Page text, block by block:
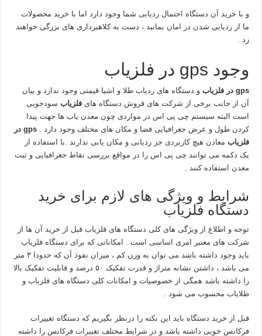
و با خرید آن دستگاه احتمال ردیابی شما وجود دارد اما با خرید محصولات
ما از ردیابی شدن در امان بمانید ، دست به کلاهبرداری های بزرگی خواهند
زد .
وجود gps در فلزیاب
gps در فلزیابو دستگاه های ردیاب طلا و اشیا قیمتی وجود ندارد و بیان
آن از جانب برخی از شرکت های فروش دستگاه هایفلزیاب سودجویی
است البته سیستم چی پی اس در مواردی چون معدن یاب ها جهت پیدا
کردن طول و عرض جغرافیایی فضا و مکان های مختلف وجود دارد .gps در
فلزیاب معادن هیچ کاربردی جز ردیابی و مکان یابی ندارند .با استفاده از
یک دکمه می توانند چی پی اس را در مواقع بررسی نقاط جغرافیایی و ثبت
معدن استفاده کنند .
شرایط و ویژگی های لازم برای خرید
دستگاه فلزیاب
توجه و اطلاع از ویژگی های کلی دستگاه های فلزیاب قبل از خرید آن ها از
شرکت های معتبر امری اساسی است . امکاناتی که برای دستگاه فلزیاب
باید وجود داشته باشد می توان به وزن کم ، میزان نفوذ آن که حدودا ۳ متر
می باشد ، داشتن نشانه متراژ و قدرت تفکیک ۵۰ درصد و قابلیت تفکیک بالا
را داشته باشد همگی از خصوصیات و امکانات کلی دستگاه های فلزیاب و
طلایاب محسوب می شود .
قبل از خرید دستگاه باید این نکته را درنظر بگیریم که دستگاه تغییرات
فرکانس خوبی داشته باشد و در شرایط مختلف تغییرات فرکانس را داشته